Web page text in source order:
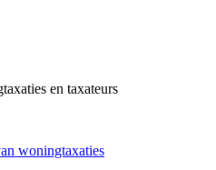
en taxateurs
woningtaxaties